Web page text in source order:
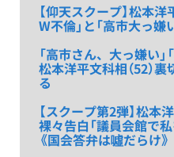
【仰天スクープ】松本洋
W不倫」と「高市大っ嫌
「高市さん、大っ嫌い」
松本洋平文科相（52）
る
【スクープ第2弾】松
裸々告白「議員会館で
《国会答弁は噓だらけ》